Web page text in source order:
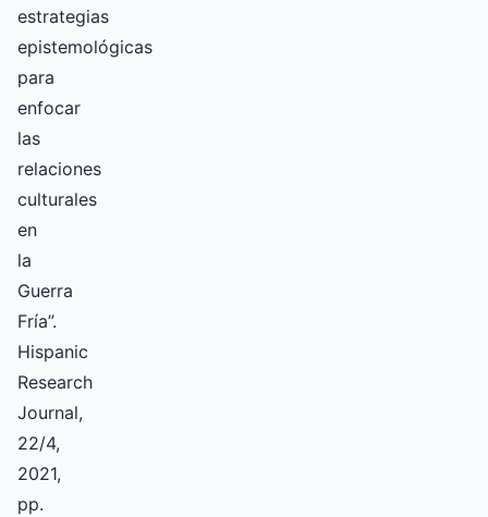
estrategias
epistemológicas
para
enfocar
las
relaciones
culturales
en
la
Guerra
Fría”.
Hispanic
Research
Journal,
22/4,
2021,
pp.